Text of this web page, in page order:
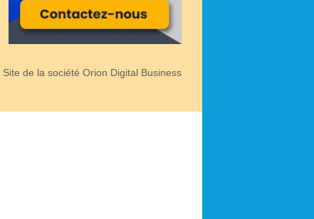
Site de la société Orion Digital Business